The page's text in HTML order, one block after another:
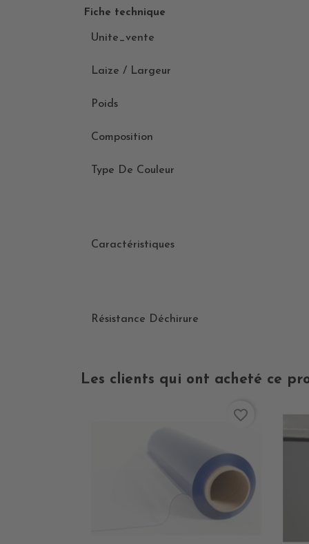
Fiche technique
Unite_vente
Laize / Largeur
Poids
Composition
Type De Couleur
Caractéristiques
Résistance Déchirure
Les clients qui ont acheté ce
favorite_border